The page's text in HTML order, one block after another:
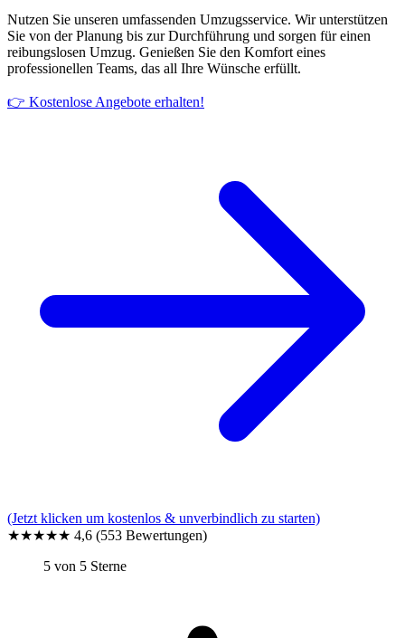
Nutzen Sie unseren umfassenden Umzugsservice. Wir unterstützen
Sie von der Planung bis zur Durchführung und sorgen für einen
reibungslosen Umzug. Genießen Sie den Komfort eines
professionellen Teams, das all Ihre Wünsche erfüllt.
👉 Kostenlose Angebote erhalten!
(Jetzt klicken um kostenlos & unverbindlich zu starten)
★★★★★ 4,6 (553 Bewertungen)
5 von 5 Sterne